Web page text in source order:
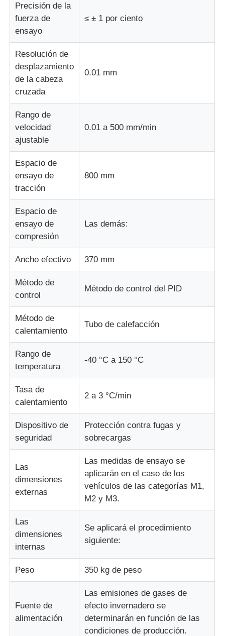
Precisión de la
fuerza de
ensayo
≤ ± 1 por ciento
Resolución de
desplazamiento
de la cabeza
cruzada
0.01 mm
Rango de
velocidad
ajustable
0.01 a 500 mm/min
Espacio de
ensayo de
tracción
800 mm
Espacio de
ensayo de
compresión
Las demás:
Ancho efectivo 370 mm
Método de
control
Método de control del PID
Método de
calentamiento
Tubo de calefacción
Rango de
temperatura
-40 °C a 150 °C
Tasa de
calentamiento
2 a 3 °C/min
Dispositivo de
seguridad
Protección contra fugas y
sobrecargas
Las
dimensiones
externas
Las medidas de ensayo se
aplicarán en el caso de los
vehículos de las categorías M1,
M2 y M3.
Las
dimensiones
internas
Se aplicará el procedimiento
siguiente:
Peso 350 kg de peso
Fuente de
alimentación
Las emisiones de gases de
efecto invernadero se
determinarán en función de las
condiciones de producción.